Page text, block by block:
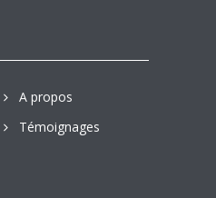
A propos
Témoignages